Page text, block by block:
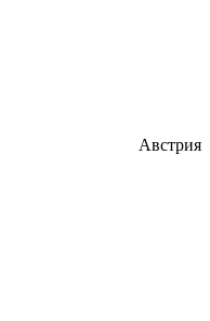
Австрия